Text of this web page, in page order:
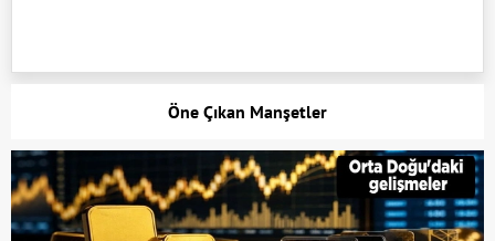
Öne Çıkan Manşetler